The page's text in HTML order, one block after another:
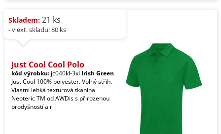
Skladem: 21 ks
- v ext. skladu: 80 ks
Just Cool Cool Polo
kód výrobku: jc040kl-3xl Irish Green
Just Cool 100% polyester. Volný střih.
Vlastní lehká texturová tkanina
Neoteric TM od AWDis s přirozenou
prodyšností a r